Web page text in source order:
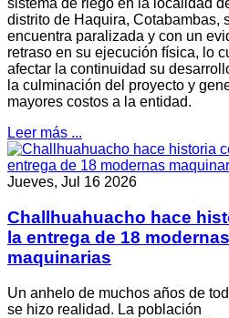
sistema de riego en la localidad
distrito de Haquira, Cotabambas,
encuentra paralizada y con un
retraso en su ejecución física, lo
afectar la continuidad su
la culminación del proyecto y
mayores costos a la entidad.
Leer más ...
Jueves, Jul 16 2026
Challhuahuacho hace
la entrega de 18 modernas
maquinarias
Un anhelo de muchos años de
se hizo realidad. La población